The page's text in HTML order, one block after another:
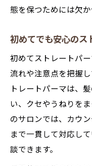
態を保つためには欠か
初めてでも安心のス
初めてストレートパ
流れや注意点を把握
トレートパーマは、
い、クセやうねりを
のサロンでは、カウ
まで一貫して対応し
談できます。